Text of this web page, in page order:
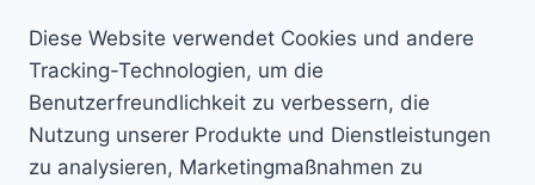
Diese Website verwendet Cookies und andere
Tracking-Technologien, um die
Benutzerfreundlichkeit zu verbessern, die
Nutzung unserer Produkte und Dienstleistungen
zu analysieren, Marketingmaßnahmen zu